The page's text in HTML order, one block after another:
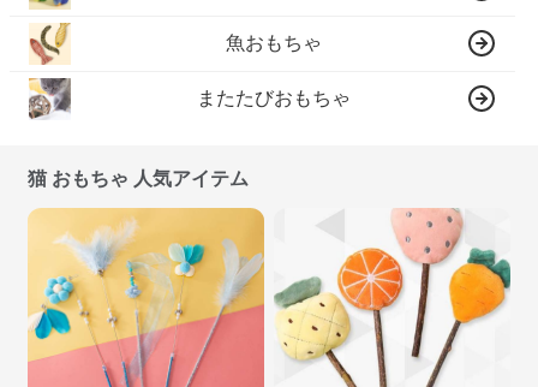
魚おもちゃ
またたびおもちゃ
猫 おもちゃ 人気アイテム